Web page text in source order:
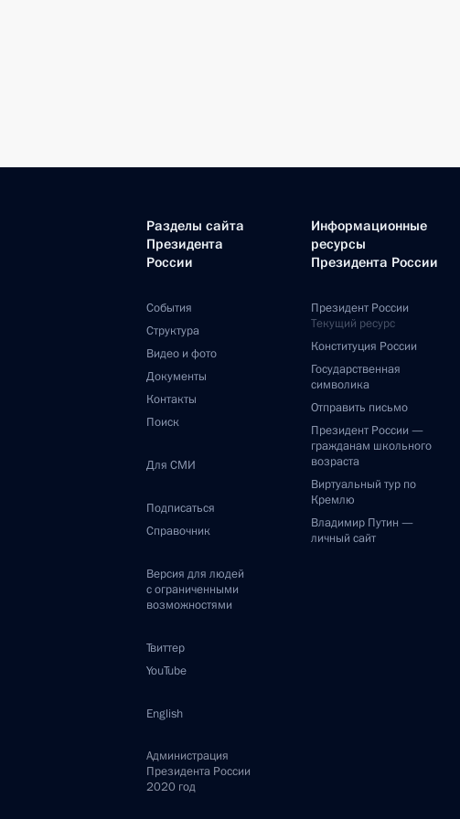
Разделы сайта
Президента
России
События
Структура
Видео и фото
Документы
Контакты
Поиск
Для СМИ
Подписаться
Справочник
Версия для людей
с ограниченными
возможностями
Твиттер
YouTube
English
Информационные
ресурсы
Президента России
Президент России
Текущий ресурс
Конституция России
Государственная
символика
Отправить письмо
Президент России —
гражданам школьного
возраста
Виртуальный тур по
Кремлю
Владимир Путин —
личный сайт
Администрация
Президента России
2020 год